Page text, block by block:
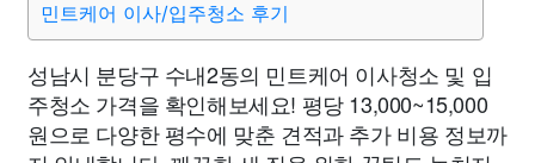
민트케어 이사/입주청소 후기
성남시 분당구 수내2동의 민트케어 이사청소 및 입
주청소 가격을 확인해보세요! 평당 13,000~15,000
원으로 다양한 평수에 맞춘 견적과 추가 비용 정보까